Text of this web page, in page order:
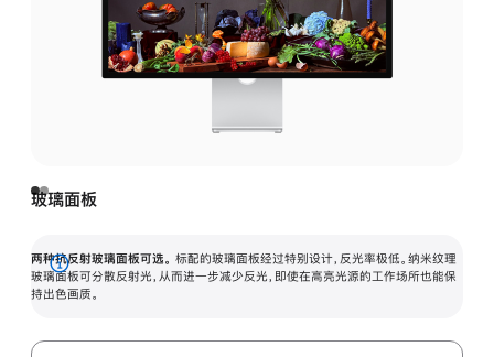
玻璃面板
两种抗反射玻璃面板可选。 标配的玻璃面板经过特别设计，反光率极低。纳米纹理
玻璃面板可分散反射光，从而进一步减少反光，即使在高亮光源的工作场所也能保
持出色画质。
展
开